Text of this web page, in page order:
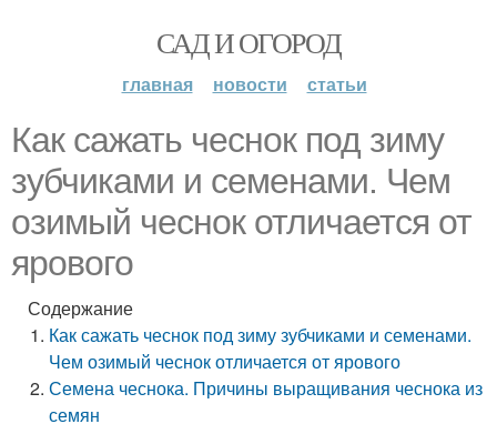
САД И ОГОРОД
главная новости статьи
Как сажать чеснок под зиму
зубчиками и семенами. Чем
озимый чеснок отличается от
ярового
Содержание
Как сажать чеснок под зиму зубчиками и семенами.
Чем озимый чеснок отличается от ярового
Семена чеснока. Причины выращивания чеснока из
семян